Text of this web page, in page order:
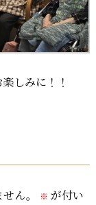
しみに！！
ん。 ※ が付い